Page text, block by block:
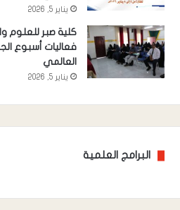
يناير 5, 2026
كلية صبر للعلوم
فعاليات أسبوع
العالمي
يناير 5, 2026
البرامج العلمية